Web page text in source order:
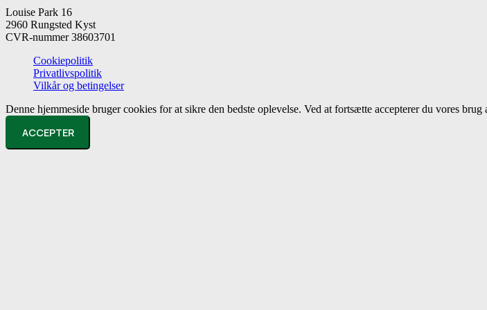
Louise Park 16
2960 Rungsted Kyst
CVR-nummer 38603701
Cookiepolitik
Privatlivspolitik
Vilkår og betingelser
Denne hjemmeside bruger cookies for at sikre den bedste oplevelse. Ved at fortsætte accepterer du vores brug
ACCEPTER